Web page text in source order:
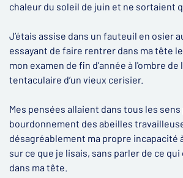
chaleur du soleil de juin et ne sortaient
J’étais assise dans un fauteuil en osier
essayant de faire rentrer dans ma tête
mon examen de fin d’année à l'ombre de
tentaculaire d’un vieux cerisier.
Mes pensées allaient dans tous les
bourdonnement des abeilles
désagréablement ma propre incapacité
sur ce que je lisais, sans parler de ce
dans ma tête.